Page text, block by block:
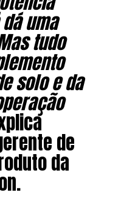
uma
tudo
solo e da
de
da